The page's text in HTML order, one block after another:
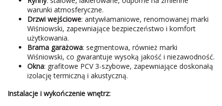
warunki atmosferyczne.
Drzwi wejściowe: antywłamaniowe, renomowanej marki
Wiśniowski, zapewniające bezpieczeństwo i komfort
użytkowania.
Brama garażowa: segmentowa, również marki
Wiśniowski, co gwarantuje wysoką jakość i niezawodność.
Okna: grafitowe PCV 3-szybowe, zapewniające doskonałą
izolację termiczną i akustyczną.
Instalacje i wykończenie wnętrz: